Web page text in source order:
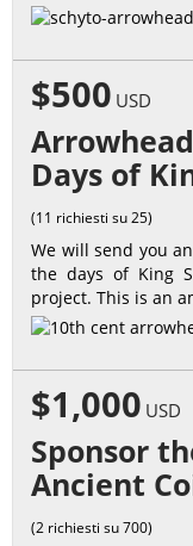
$500 USD
Days of
(11 richiesti su 25)
We will send you
the days of King
project. This is an
$1,000 USD
Sponsor
Ancient
(2 richiesti su 700)